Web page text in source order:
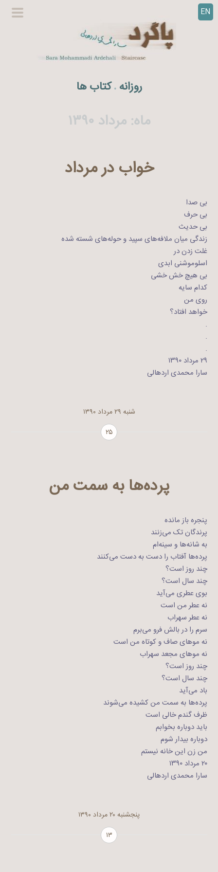
EN
روزانه . کتاب ها
ماه:مرداد ۱۳۹۰
خواب در مرداد
بی صدا
بی حرف
بی حدیث
زندگی میان ملافه‌های سپید و حوله‌های شسته شده
غلت زدن در
اسلوموشنی ابدی
بی هیچ خش خشی
کدام سایه
روی من
خواهد افتاد؟
.
.
.
۲۹ مرداد ۱۳۹۰
سارا محمدی اردهالی
شنبه ۲۹ مرداد ۱۳۹۰
۲۵
پرده‌ها به سمت من
پنجره باز مانده
پرندگان تک می‌زنند
به شانه‌ها و سینه‌ام
پرده‌ها آفتاب را دست به دست می‌کنند
چند روز است؟
چند سال است؟
بوی عطری می‌آید
نه عطر من است
نه عطر سهراب
سرم را در بالش فرو می‌برم
نه موهای صاف و کوتاه من است
نه موهای مجعد سهراب
چند روز است؟
چند سال است؟
باد می‌آید
پرده‌ها به سمت من کشیده می‌شوند
ظرف گندم خالی است
باید دوباره بخوابم
دوباره بیدار شوم
من زن این خانه نیستم
۲۰ مرداد ۱۳۹۰
سارا محمدی اردهالی
پنجشنبه ۲۰ مرداد ۱۳۹۰
۱۳